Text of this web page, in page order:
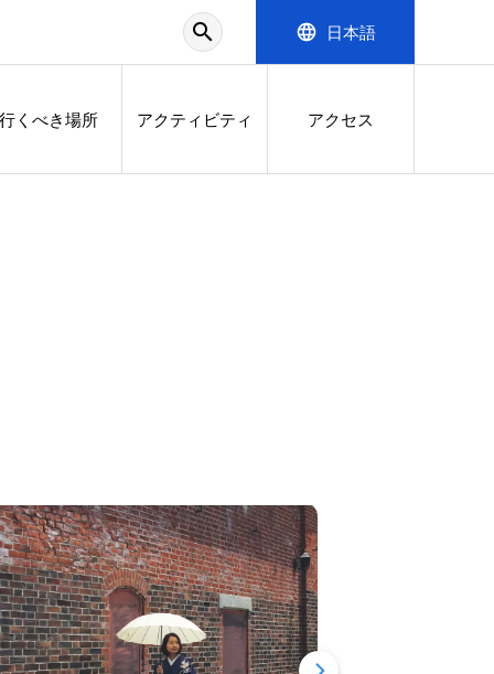
search language 日本語
行くべき場所 アクティビティ アクセス